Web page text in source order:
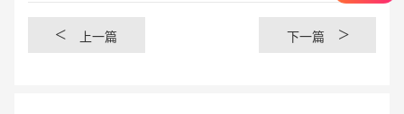
< 上一篇 下一篇 >